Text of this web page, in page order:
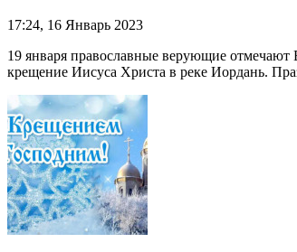
17:24, 16 Январь 2023
19 января православные верующие
крещение Иисуса Христа в реке Иордань.